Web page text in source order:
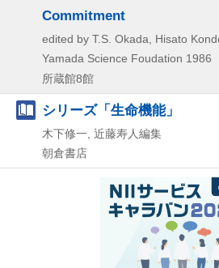
Commitment
edited by T.S. Okada, Hisato
Yamada Science Foudation 1986
所蔵館8館
シリーズ「生命機能」
木下修一, 近藤寿人編集
朝倉書店